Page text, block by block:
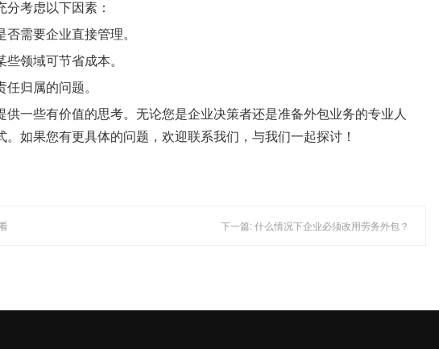
考虑以下因素：
需要企业直接管理。
领域可节省成本。
归属的问题。
一些有价值的思考。无论您是企业决策者还是准备外包业务的专业人
如果您有更具体的问题，欢迎联系我们，与我们一起探讨！
下一篇: 什么情况下企业必须改用劳务外包？